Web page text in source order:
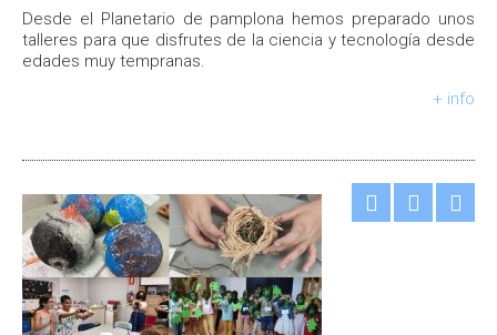
Desde el Planetario de pamplona hemos preparado unos
talleres para que disfrutes de la ciencia y tecnología desde
edades muy tempranas.
+ info